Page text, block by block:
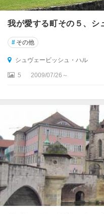
デ
ン
ケ
ル
ス
ュ
ル
サ
ウ
ト
リ
ア
ー
我が愛する町その５、シ
# その他
シュヴェービッシュ・ハル
5 2009/07/26～